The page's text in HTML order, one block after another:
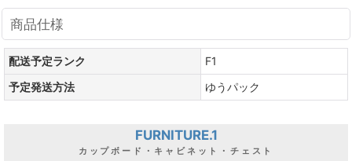
商品仕様
配送予定ランク
F1
予定発送方法
ゆうパック
FURNITURE.1
カップボード・キャビネット・チェスト